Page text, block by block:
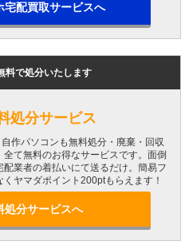
宅配買取サービスへ
料で処分いたします
処分サービス
作パソコンも無料処分・廃棄・回収
て無料のお得なサービスです。面倒
業者の着払いにて送るだけ。簡易フ
ヤマダポイント200ptもらえます！
処分サービスへ